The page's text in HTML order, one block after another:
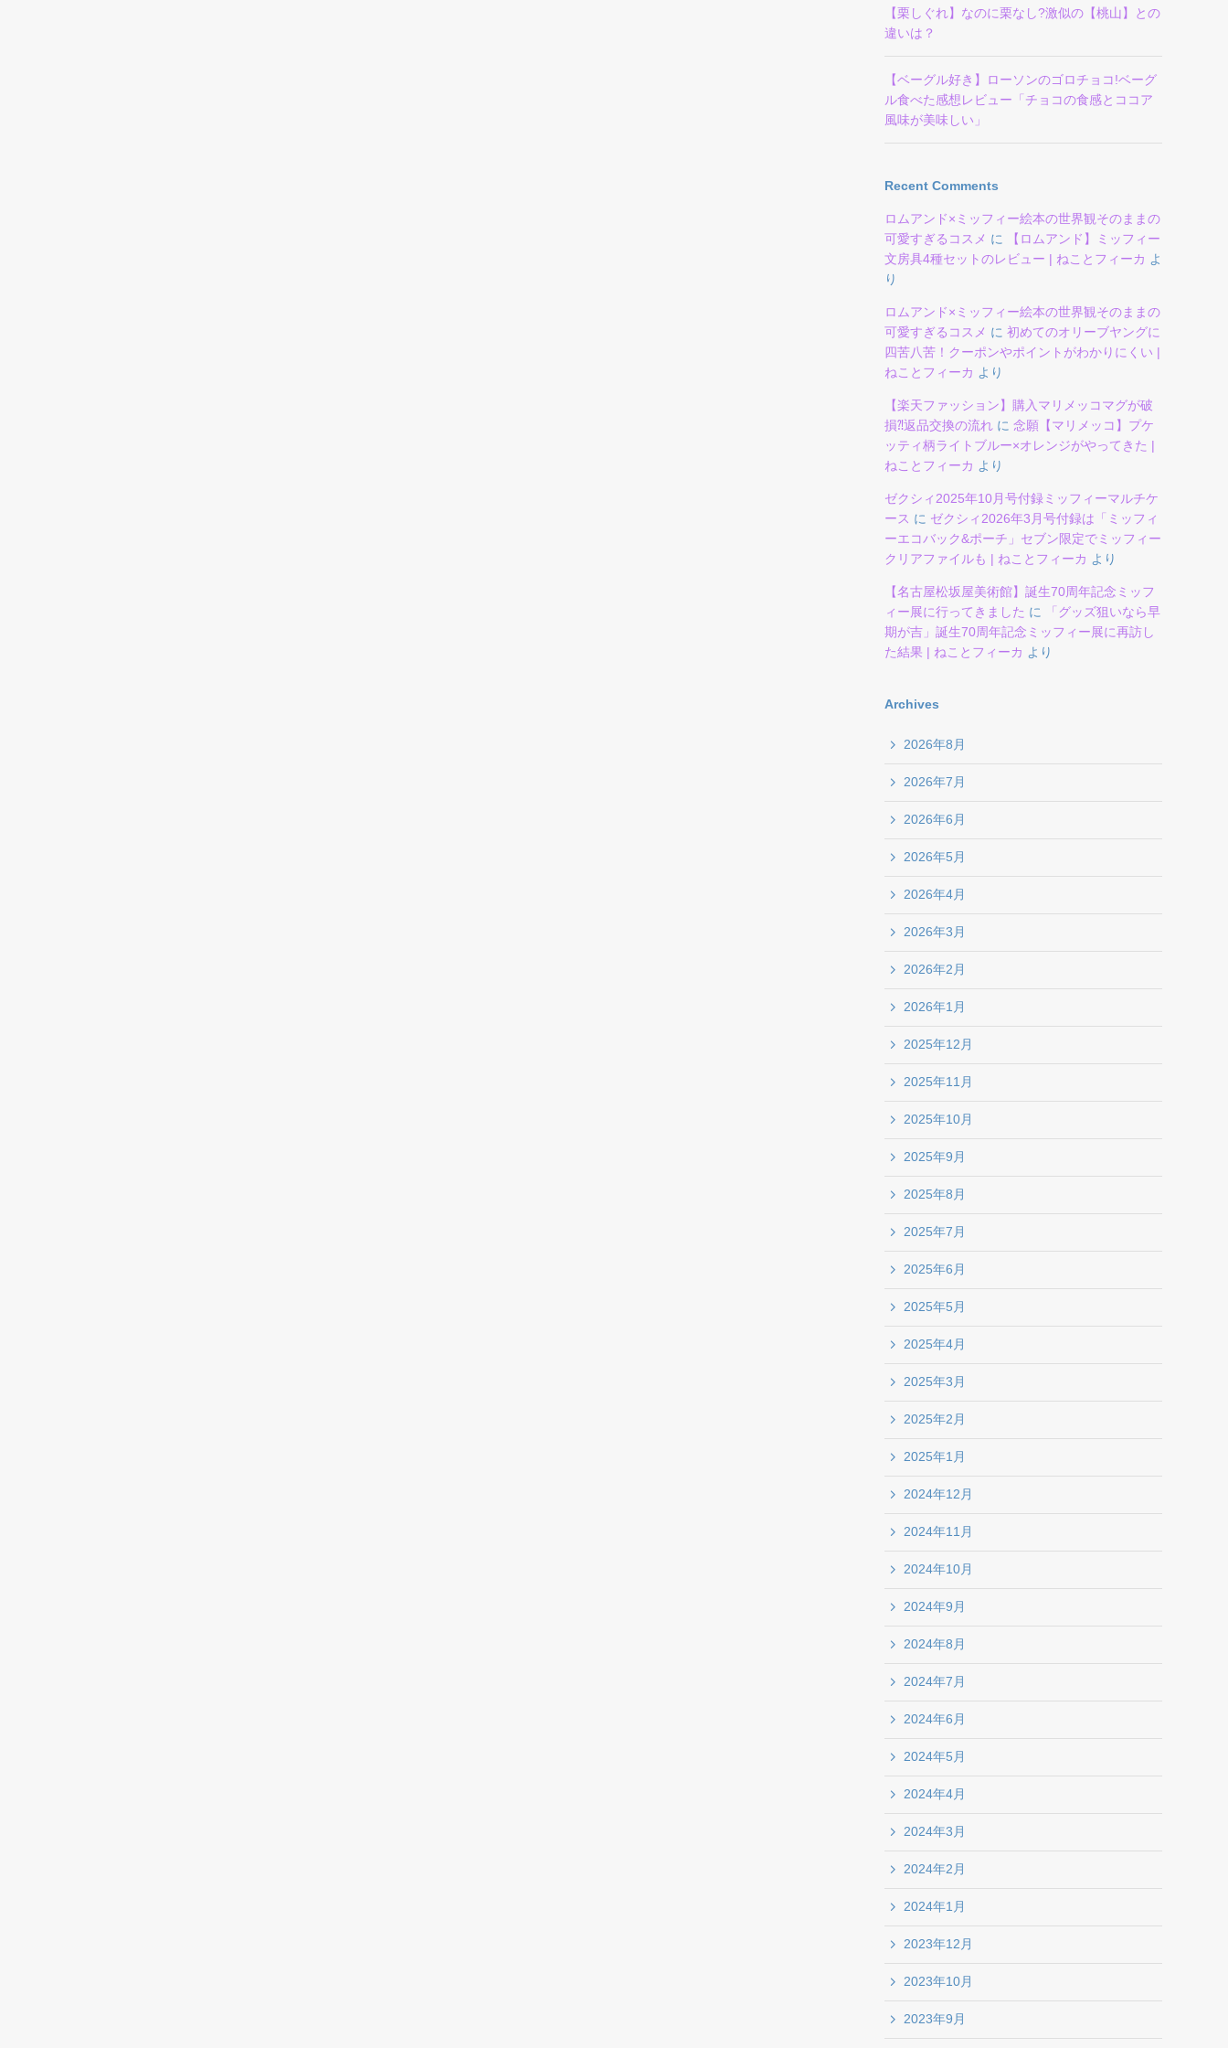
【栗しぐれ】なのに栗なし?激似の【桃山】との
違いは？
【ベーグル好き】ローソンのゴロチョコ!ベーグ
ル食べた感想レビュー「チョコの食感とココア
風味が美味しい」
Recent Comments
ロムアンド×ミッフィー絵本の世界観そのままの
可愛すぎるコスメ に
【ロムアンド】ミッフィー
文房具4種セットのレビュー | ねことフィーカ よ
り
ロムアンド×ミッフィー絵本の世界観そのままの
可愛すぎるコスメ に 初めてのオリーブヤングに
四苦八苦！クーポンやポイントがわかりにくい |
ねことフィーカ より
【楽天ファッション】購入マリメッコマグが破
損⁈返品交換の流れ に 念願【マリメッコ】プケ
ッティ柄ライトブルー×オレンジがやってきた |
ねことフィーカ より
ゼクシィ2025年10月号付録ミッフィーマルチケ
ース に ゼクシィ2026年3月号付録は「ミッフィ
ーエコバック&ポーチ」セブン限定でミッフィー
クリアファイルも | ねことフィーカ より
【名古屋松坂屋美術館】誕生70周年記念ミッフ
ィー展に行ってきました に
「グッズ狙いなら早
期が吉」誕生70周年記念ミッフィー展に再訪し
た結果 | ねことフィーカ より
Archives
2026年8月
2026年7月
2026年6月
2026年5月
2026年4月
2026年3月
2026年2月
2026年1月
2025年12月
2025年11月
2025年10月
2025年9月
2025年8月
2025年7月
2025年6月
2025年5月
2025年4月
2025年3月
2025年2月
2025年1月
2024年12月
2024年11月
2024年10月
2024年9月
2024年8月
2024年7月
2024年6月
2024年5月
2024年4月
2024年3月
2024年2月
2024年1月
2023年12月
2023年10月
2023年9月